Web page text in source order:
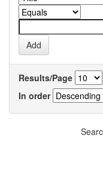
Results/Page
In order